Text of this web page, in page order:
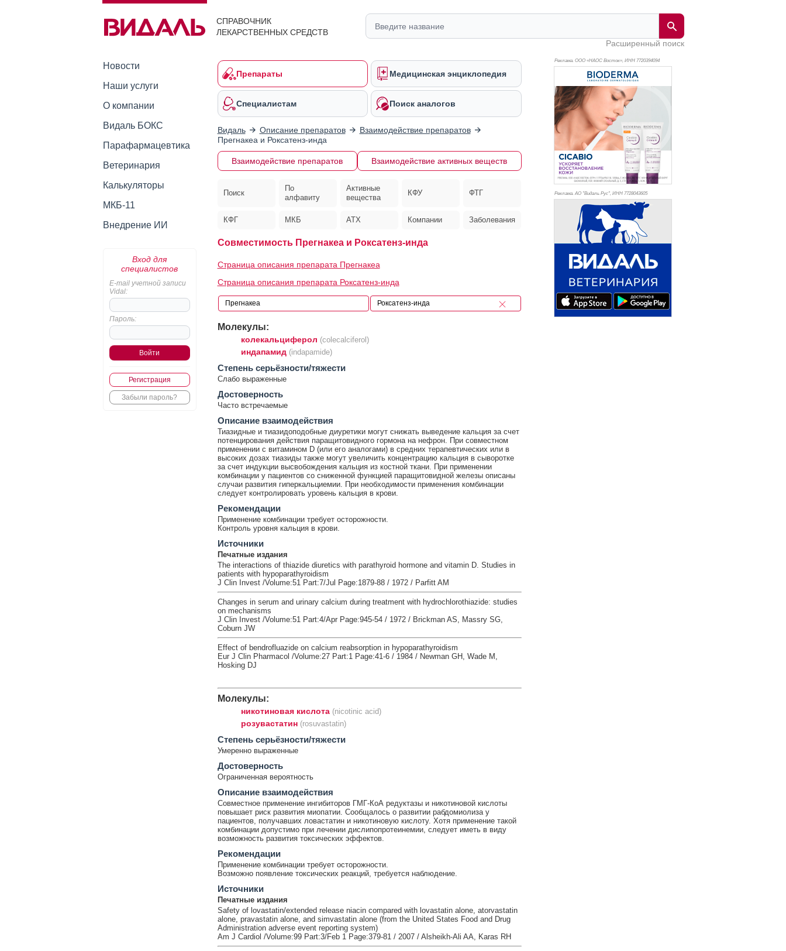
СПРАВОЧНИК
ЛЕКАРСТВЕННЫХ СРЕДСТВ
Расширенный поиск
Новости
Наши услуги
О компании
Видаль БОКС
Парафармацевтика
Ветеринария
Калькуляторы
МКБ-11
Внедрение ИИ
Вход для
специалистов
E-mail учетной записи
Vidal:
Пароль:
Регистрация
Забыли пароль?
Препараты Медицинская энциклопедия
Специалистам Поиск аналогов
Видаль Описание препаратов
Взаимодействие препаратов
Прегнакеа и Роксатенз-инда
Взаимодействие препаратов Взаимодействие активных веществ
Поиск
По
алфавиту
Активные
вещества
КФУ ФТГ
КФГ МКБ АТХ Компании Заболевания
Совместимость Прегнакеа и Роксатенз-инда
Страница описания препарата Прегнакеа
Страница описания препарата Роксатенз-инда
Молекулы:
колекальциферол (colecalciferol)
индапамид (indapamide)
Cтепень серьёзности/тяжести
Слабо выраженные
Достоверность
Часто встречаемые
Описание взаимодействия
Тиазидные и тиазидоподобные диуретики могут снижать выведение кальция за счет
потенцирования действия паращитовидного гормона на нефрон. При совместном
применении с витамином D (или его аналогами) в средних терапевтических или в
высоких дозах тиазиды также могут увеличить концентрацию кальция в сыворотке
за счет индукции высвобождения кальция из костной ткани. При применении
комбинации у пациентов со сниженной функцией паращитовидной железы описаны
случаи развития гиперкальциемии. При необходимости применения комбинации
следует контролировать уровень кальция в крови.
Рекомендации
Применение комбинации требует осторожности.
Контроль уровня кальция в крови.
Источники
Печатные издания
The interactions of thiazide diuretics with parathyroid hormone and vitamin D. Studies in
patients with hypoparathyroidism
J Clin Invest /Volume:51 Part:7/Jul Page:1879-88 / 1972 / Parfitt AM
Changes in serum and urinary calcium during treatment with hydrochlorothiazide: studies
on mechanisms
J Clin Invest /Volume:51 Part:4/Apr Page:945-54 / 1972 / Brickman AS, Massry SG,
Coburn JW
Effect of bendrofluazide on calcium reabsorption in hypoparathyroidism
Eur J Clin Pharmacol /Volume:27 Part:1 Page:41-6 / 1984 / Newman GH, Wade M,
Hosking DJ
Молекулы:
никотиновая кислота (nicotinic acid)
розувастатин (rosuvastatin)
Cтепень серьёзности/тяжести
Умеренно выраженные
Достоверность
Ограниченная вероятность
Описание взаимодействия
Совместное применение ингибиторов ГМГ-КоА редуктазы и никотиновой кислоты
повышает риск развития миопатии. Сообщалось о развитии рабдомиолиза у
пациентов, получавших ловастатин и никотиновую кислоту. Хотя применение такой
комбинации допустимо при лечении дислипопротеинемии, следует иметь в виду
возможность развития токсических эффектов.
Рекомендации
Применение комбинации требует осторожности.
Возможно появление токсических реакций, требуется наблюдение.
Источники
Печатные издания
Safety of lovastatin/extended release niacin compared with lovastatin alone, atorvastatin
alone, pravastatin alone, and simvastatin alone (from the United States Food and Drug
Administration adverse event reporting system)
Am J Cardiol /Volume:99 Part:3/Feb 1 Page:379-81 / 2007 / Alsheikh-Ali AA, Karas RH
Реклама. ООО «НАОС Восток», ИНН 7720394094
Реклама. АО "Видаль Рус", ИНН 7728043605